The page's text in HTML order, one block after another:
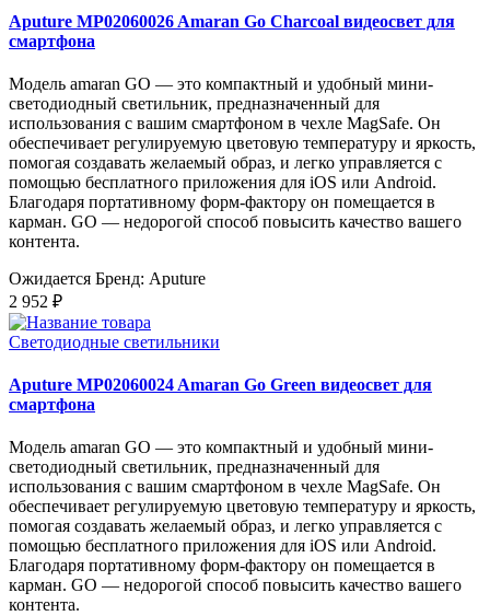
Aputure MP02060026 Amaran Go Charcoal видеосвет для
смартфона
Модель amaran GO — это компактный и удобный мини-
светодиодный светильник, предназначенный для
использования с вашим смартфоном в чехле MagSafe. Он
обеспечивает регулируемую цветовую температуру и яркость,
помогая создавать желаемый образ, и легко управляется с
помощью бесплатного приложения для iOS или Android.
Благодаря портативному форм-фактору он помещается в
карман. GO — недорогой способ повысить качество вашего
контента.
Ожидается Бренд: Aputure
2 952 ₽
Светодиодные светильники
Aputure MP02060024 Amaran Go Green видеосвет для
смартфона
Модель amaran GO — это компактный и удобный мини-
светодиодный светильник, предназначенный для
использования с вашим смартфоном в чехле MagSafe. Он
обеспечивает регулируемую цветовую температуру и яркость,
помогая создавать желаемый образ, и легко управляется с
помощью бесплатного приложения для iOS или Android.
Благодаря портативному форм-фактору он помещается в
карман. GO — недорогой способ повысить качество вашего
контента.